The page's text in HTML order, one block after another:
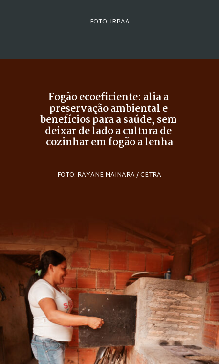
FOTO: IRPAA
Fogão ecoeficiente: alia a
preservação ambiental e
benefícios para a saúde, sem
deixar de lado a cultura de
cozinhar em fogão a lenha
FOTO: RAYANE MAINARA / CETRA